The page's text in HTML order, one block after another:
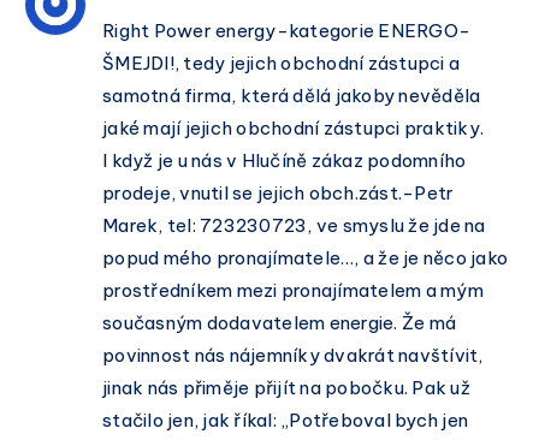
Right Power energy-kategorie ENERGO-
ŠMEJDI!, tedy jejich obchodní zástupci a
samotná firma, která dělá jakoby nevěděla
jaké mají jejich obchodní zástupci praktiky.
I když je u nás v Hlučíně zákaz podomního
prodeje, vnutil se jejich obch.zást.-Petr
Marek, tel: 723230723, ve smyslu že jde na
popud mého pronajímatele…, a že je něco jako
prostředníkem mezi pronajímatelem a mým
současným dodavatelem energie. Že má
povinnost nás nájemníky dvakrát navštívit,
jinak nás přiměje přijít na pobočku. Pak už
stačilo jen, jak říkal: „Potřeboval bych jen